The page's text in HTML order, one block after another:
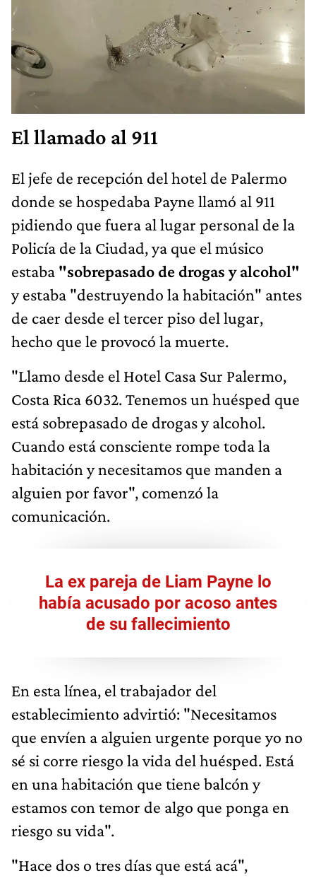
El llamado al 911
El jefe de recepción del hotel de Palermo
donde se hospedaba Payne llamó al 911
pidiendo que fuera al lugar personal de la
Policía de la Ciudad, ya que el músico
estaba "sobrepasado de drogas y alcohol"
y estaba "destruyendo la habitación" antes
de caer desde el tercer piso del lugar,
hecho que le provocó la muerte.
"Llamo desde el Hotel Casa Sur Palermo,
Costa Rica 6032. Tenemos un huésped que
está sobrepasado de drogas y alcohol.
Cuando está consciente rompe toda la
habitación y necesitamos que manden a
alguien por favor", comenzó la
comunicación.
La ex pareja de Liam Payne lo
había acusado por acoso antes
de su fallecimiento
En esta línea, el trabajador del
establecimiento advirtió: "Necesitamos
que envíen a alguien urgente porque yo no
sé si corre riesgo la vida del huésped. Está
en una habitación que tiene balcón y
estamos con temor de algo que ponga en
riesgo su vida".
"Hace dos o tres días que está acá",